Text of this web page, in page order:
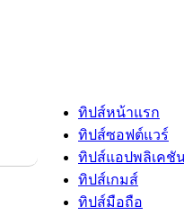
ทิปส์หน้าแรก
ทิปส์ซอฟต์แวร์
ทิปส์แอปพลิเคชั
ทิปส์เกมส์
ทิปส์มือถือ